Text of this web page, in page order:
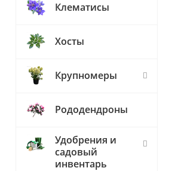
Клематисы
Хосты
Крупномеры
Рододендроны
Удобрения и
садовый
инвентарь